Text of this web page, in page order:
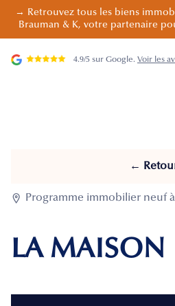
→ Retrouvez tous les biens
Brauman & K, votre partenaire
4.9/5 sur Google. Voir les
←
 Programme immobilier neuf
LA MAISON